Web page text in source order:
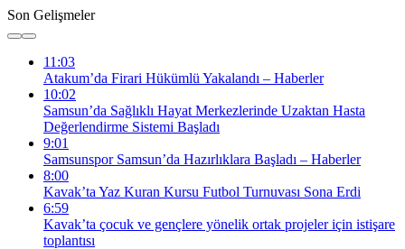
Son Gelişmeler
11:03
Atakum’da Firari Hükümlü Yakalandı – Haberler
10:02
Samsun’da Sağlıklı Hayat Merkezlerinde Uzaktan Hasta
Değerlendirme Sistemi Başladı
9:01
Samsunspor Samsun’da Hazırlıklara Başladı – Haberler
8:00
Kavak’ta Yaz Kuran Kursu Futbol Turnuvası Sona Erdi
6:59
Kavak’ta çocuk ve gençlere yönelik ortak projeler için istişare
toplantısı